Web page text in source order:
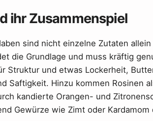
ihr Zusammenspiel
sind nicht einzelne Zutaten
die Grundlage und muss kräftig
Struktur und etwas Lockerheit,
Saftigkeit. Hinzu kommen Rosinen
kandierte Orangen- und
Gewürze wie Zimt oder Kardamom